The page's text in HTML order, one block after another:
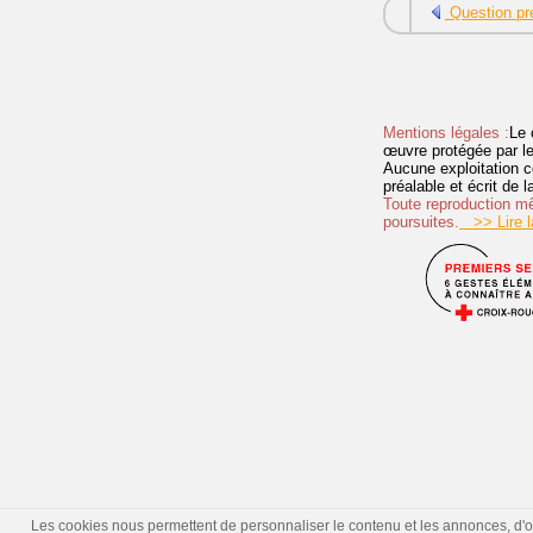
Question
Mentions légales : Le
œuvre protégée par
Aucune exploitation
préalable et écrit de
Toute reproduction
poursuites. >> Lire
Les cookies nous permettent de personnaliser le contenu et les annonces,